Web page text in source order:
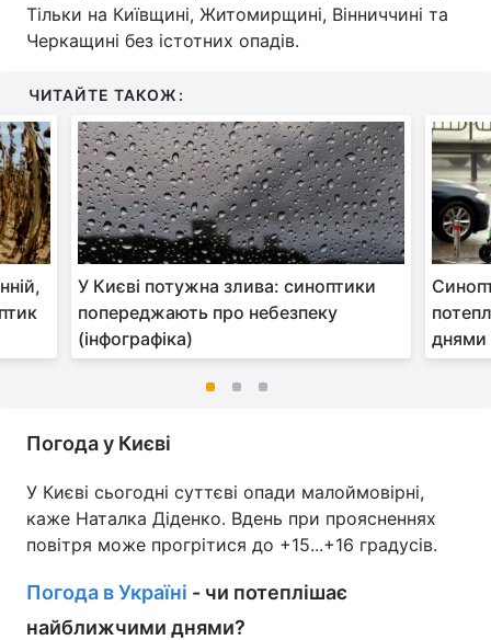
Тільки на Київщині, Житомирщині, Вінниччині та
Черкащині без істотних опадів.
ЧИТАЙТЕ ТАКОЖ:
У Києві потужна злива: синоптики
попереджають про небезпеку
(інфографіка)
днями
Погода у Києві
У Києві сьогодні суттєві опади малоймовірні,
каже Наталка Діденко. Вдень при проясненнях
повітря може прогрітися до +15...+16 градусів.
Погода в Україні - чи потеплішає
найближчими днями?